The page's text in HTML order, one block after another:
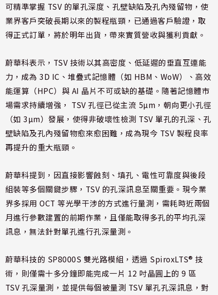
可精準掌握 TSV 的單孔深度、孔壁缺陷及孔內殘留物，使
業界客戶突破長期以來的製程瓶頸，已通過客戶驗證，取
得正式訂單，將於明年出貨，帶來實質營收與獲利貢獻。
蔚華科表示，TSV 技術以其高密度、低延遲的垂直互連能
力，成為 3D IC、堆疊式記憶體（如 HBM、WoW）、高效
能運算（HPC）與 AI 晶片不可或缺的基礎。隨著記憶體市
場需求持續增強， TSV 孔徑已從主流 5µm，朝向更小孔徑
（如 3µm）發展，使得非破壞性檢測 TSV 單孔的孔深、孔
壁缺陷及孔內殘留物愈來愈困難，成為現今 TSV 製程良率
再提升的重大瓶頸。
蔚華科提到，因直接影響蝕刻、填孔、電性可靠度與後段
組裝等多個關鍵步驟，TSV 的孔深訊息至關重要。現今業
界多採用 OCT 等光學干涉的方式進行量測，需耗時近兩個
月進行參數建置的前期作業，且僅能取得多孔的平均孔深
訊息，無法針對單孔進行孔深量測。
蔚華科技的 SP8000S 雙光路模組，透過 SpiroxLTS® 技
術，則僅需十多分鐘即能完成一片 12 吋晶圓上的 9 區
TSV 孔深量測，並提供每個被量測 TSV 單孔孔深訊息，對